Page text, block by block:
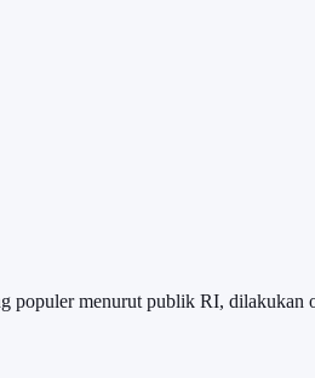
populer menurut publik RI, dilakukan